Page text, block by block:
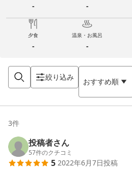
- -
夕食
-
温泉・お風呂
-
絞り込み おすすめ順
3件
投稿者さん
57件のクチコミ
5 2022年6月7日投稿